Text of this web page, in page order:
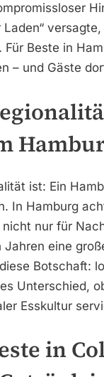
Laden“
Für Beste in
– und Gäste
ist: Ein
In Hamburg
nur für
Jahren eine
Botschaft:
Unterschied,
Esskultur
in